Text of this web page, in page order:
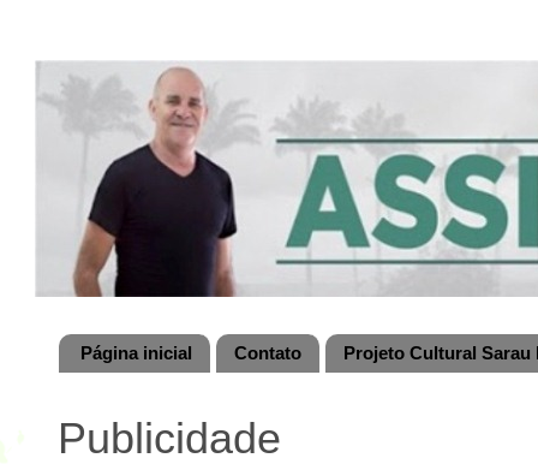
Página inicial Contato Projeto Cultural
Publicidade